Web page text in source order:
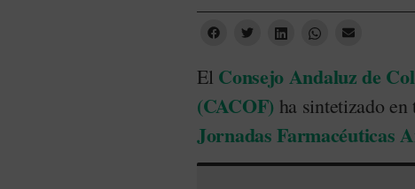
El Consejo Andaluz de
(CACOF) ha sintetizado
Jornadas Farmacéuticas